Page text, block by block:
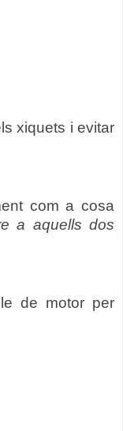
xiquets i evitar
com a cosa
a aquells dos
de motor per